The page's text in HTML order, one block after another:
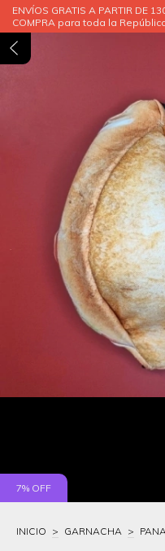
ENVÍOS GRATIS A PARTIR DE
COMPRA para toda la
7% OFF
INICIO > GARNACHA >